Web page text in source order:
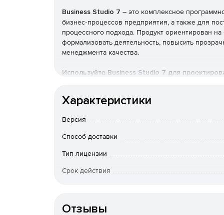
Business Studio 7 – это комплексное
бизнес‑процессов предприятия, а также для
процессного подхода. Продукт ориентирован
формализовать деятельность, повысить
менеджмента качества.
Используйте Business Studio 7 для
Основные
Моделирование
поддержка популярных нотаций: IDEF0,
Характеристики
Версия
Способ доставки
Тип лицензии
Срок действия
Отзывы